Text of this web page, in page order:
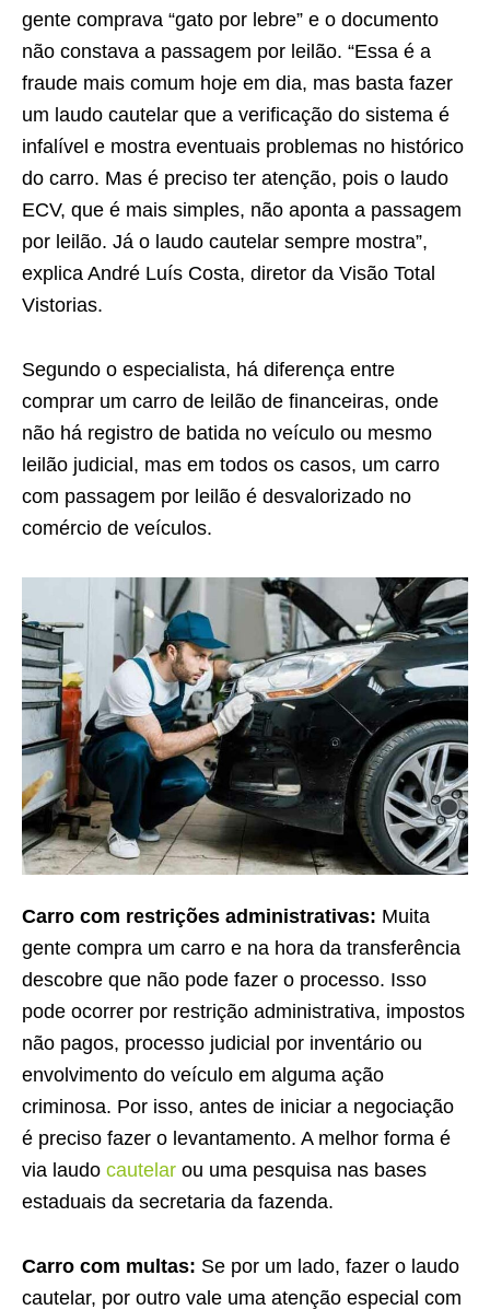
gente comprava “gato por lebre” e o documento
não constava a passagem por leilão. “Essa é a
fraude mais comum hoje em dia, mas basta fazer
um laudo cautelar que a verificação do sistema é
infalível e mostra eventuais problemas no histórico
do carro. Mas é preciso ter atenção, pois o laudo
ECV, que é mais simples, não aponta a passagem
por leilão. Já o laudo cautelar sempre mostra”,
explica André Luís Costa, diretor da Visão Total
Vistorias.
Segundo o especialista, há diferença entre
comprar um carro de leilão de financeiras, onde
não há registro de batida no veículo ou mesmo
leilão judicial, mas em todos os casos, um carro
com passagem por leilão é desvalorizado no
comércio de veículos.
Carro com restrições administrativas: Muita
gente compra um carro e na hora da transferência
descobre que não pode fazer o processo. Isso
pode ocorrer por restrição administrativa, impostos
não pagos, processo judicial por inventário ou
envolvimento do veículo em alguma ação
criminosa. Por isso, antes de iniciar a negociação
é preciso fazer o levantamento. A melhor forma é
via laudo cautelar ou uma pesquisa nas bases
estaduais da secretaria da fazenda.
Carro com multas: Se por um lado, fazer o laudo
cautelar, por outro vale uma atenção especial com